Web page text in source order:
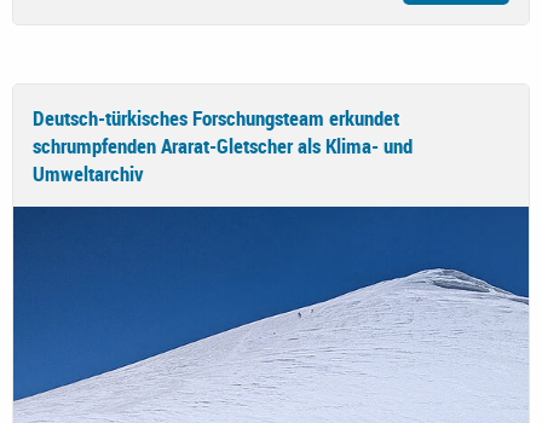
Deutsch-türkisches Forschungsteam erkundet
schrumpfenden Ararat-Gletscher als Klima- und
Umweltarchiv